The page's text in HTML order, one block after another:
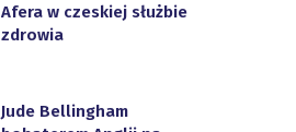
Afera w czeskiej służbie
zdrowia
Jude Bellingham